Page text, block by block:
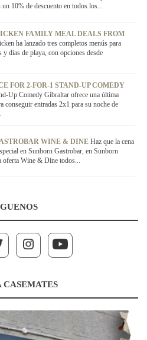
un 10% de descuento en todos los...
FAMILY MEAL DEALS FROM
ha lanzado tres completos menús para
y días de playa, con opciones desde
FOR 2-FOR-1 STAND-UP COMEDY
Up Comedy Gibraltar ofrece una última
conseguir entradas 2x1 para su noche de
WINE & DINE Haz que la cena
en Sunborn Gastrobar, en Sunborn
oferta Wine & Dine todos...
CASEMATES